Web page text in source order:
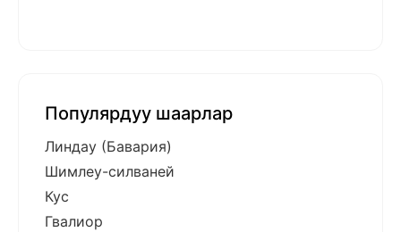
Популярдуу шаарлар
Линдау (Бавария)
Шимлеу-силваней
Кус
Гвалиор